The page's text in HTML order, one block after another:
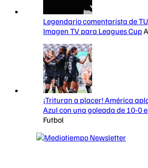
Legendario comentarista de
Imagen TV para Leagues Cup
¡Trituran a placer! América
Azul con una goleada de 10-0
Futbol